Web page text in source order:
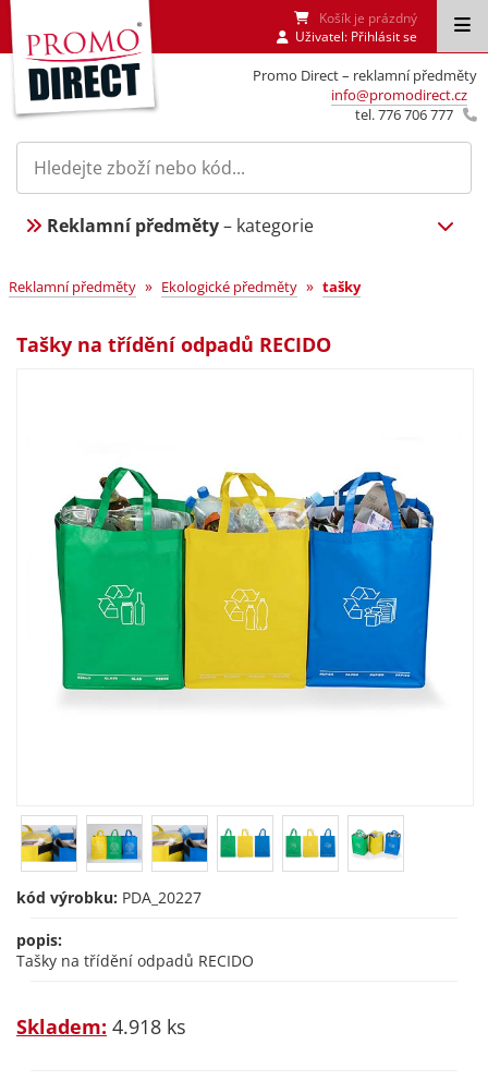
Promo Direct – reklamní předměty
info@promodirect.cz
tel. 776 706 777
Košík je prázdný
Uživatel: Přihlásit se
Reklamní předměty– kategorie
Reklamní předměty » Ekologické předměty » tašky
Tašky na třídění odpadů RECIDO
kód výrobku: PDA_20227
popis:
Tašky na třídění odpadů RECIDO
Skladem: 4.918 ks